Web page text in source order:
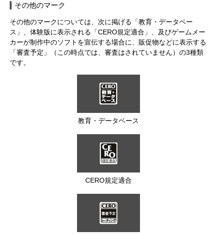
その他のマーク
その他のマークについては、次に掲げる「教育・データベー
ス」、体験版に表示される「CERO規定適合」、及びゲームメー
カーが制作中のソフトを宣伝する場合に、販促物などに表示する
「審査予定」（この時点では、審査はされていません）の3種類
です。
教育・データベース
CERO規定適合